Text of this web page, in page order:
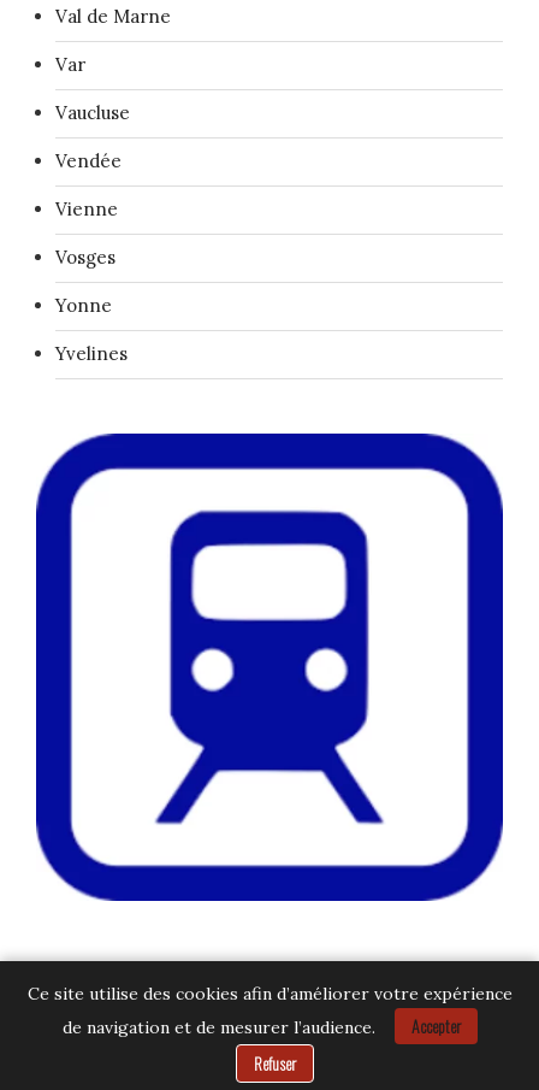
Val de Marne
Var
Vaucluse
Vendée
Vienne
Vosges
Yonne
Yvelines
Ce site utilise des cookies afin d’améliorer votre expérience
de navigation et de mesurer l’audience.
Accepter
Refuser